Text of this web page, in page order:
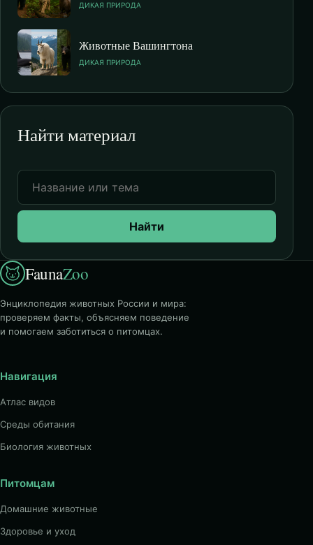
ДИКАЯ ПРИРОДА
Животные Вашингтона
ДИКАЯ ПРИРОДА
Найти материал
Найти
FaunaZoo
Энциклопедия животных России и мира:
проверяем факты, объясняем поведение
и помогаем заботиться о питомцах.
Навигация
Атлас видов
Среды обитания
Биология животных
Питомцам
Домашние животные
Здоровье и уход